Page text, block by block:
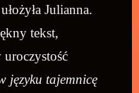
Julianna.
tekst,
języku tajemnicę